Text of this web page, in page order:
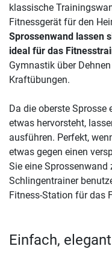
klassische
Fitnessgerät für den
Sprossenwand lassen
ideal für das
Gymnastik über
Kraftübungen.
Da die oberste Sprosse
etwas hervorsteht,
ausführen. Perfekt,
etwas gegen einen
Sie eine
Schlingentrainer
Fitness-Station für das
Einfach,